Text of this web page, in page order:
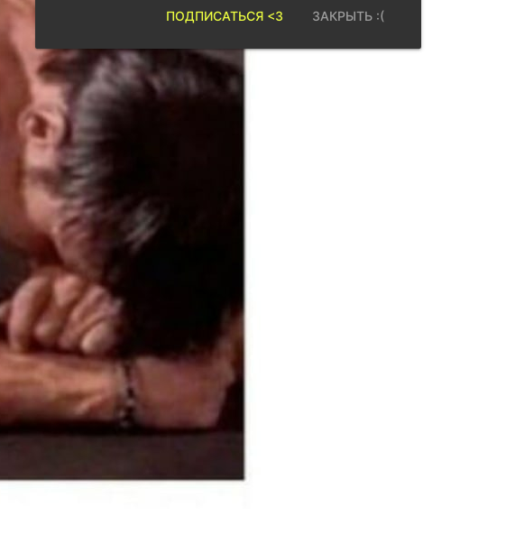
ЗАКРЫТЬ :(
ПОДПИСАТЬСЯ <3